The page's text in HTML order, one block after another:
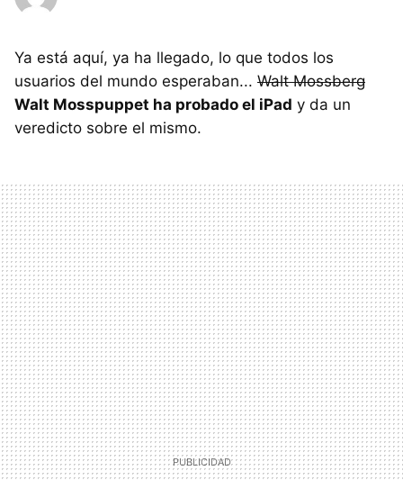
Ya está aquí, ya ha llegado, lo que todos los
usuarios del mundo esperaban... Walt Mossberg
Walt Mosspuppet ha probado el iPad y da un
veredicto sobre el mismo.